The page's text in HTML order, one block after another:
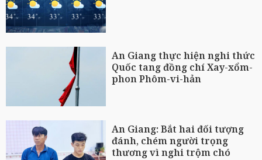
An Giang thực hiện nghi thức
Quốc tang đồng chí Xay-xổm-
phon Phôm-vi-hản
An Giang: Bắt hai đối tượng
đánh, chém người trọng
thương vì nghi trộm chó